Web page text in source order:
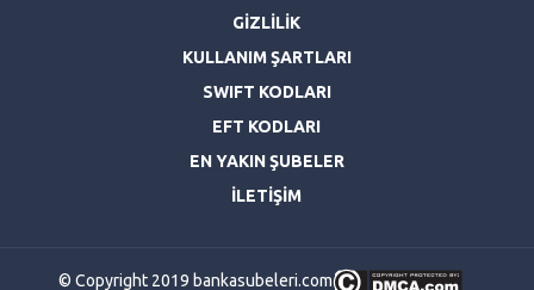
GİZLİLİK
KULLANIM ŞARTLARI
SWIFT KODLARI
EFT KODLARI
EN YAKIN ŞUBELER
İLETİŞİM
© Copyright 2019 bankasubeleri.com